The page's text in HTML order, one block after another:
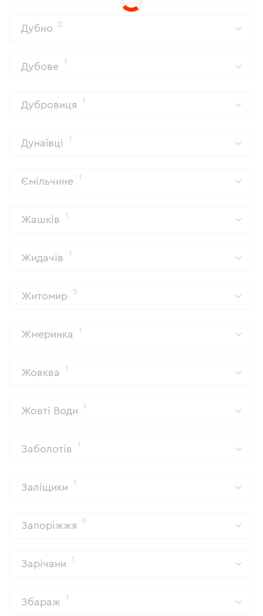
Дубно 2
Дубове 1
Дубровиця 1
Дунаївці 1
Ємільчине 1
Жашків 1
Жидачів 1
Житомир 5
Жмеринка 1
Жовква 1
Жовті Води 1
Заболотів 1
Заліщики 1
Запоріжжя 9
Зарічани 1
Збараж 1